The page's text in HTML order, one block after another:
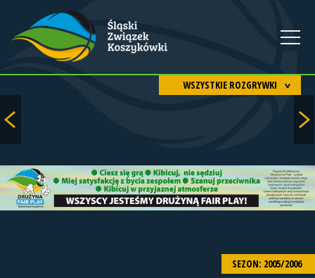
WSZYSTKIE ROZGRYWKI
SEZON: 2005/2006